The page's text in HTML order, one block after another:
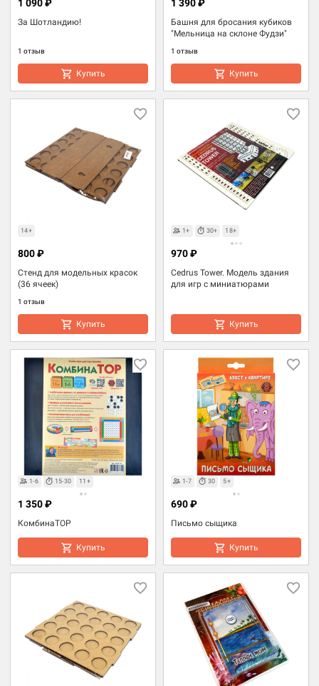
За Шотландию!
1 отзыв
1 090 ₽
Купить
Башня для бросания кубиков
"Мельница на склоне Фудзи"
1 отзыв
1 390 ₽
Купить
14+
Стенд для модельных красок
(36 ячеек)
1 отзыв
800 ₽
Купить
1+ 30+ 18+
Cedrus Tower. Модель здания
для игр с миниатюрами
970 ₽
Купить
1-6 15-30 11+
КомбинаТОР
1 350 ₽
Купить
1-7 30 5+
Письмо сыщика
690 ₽
Купить